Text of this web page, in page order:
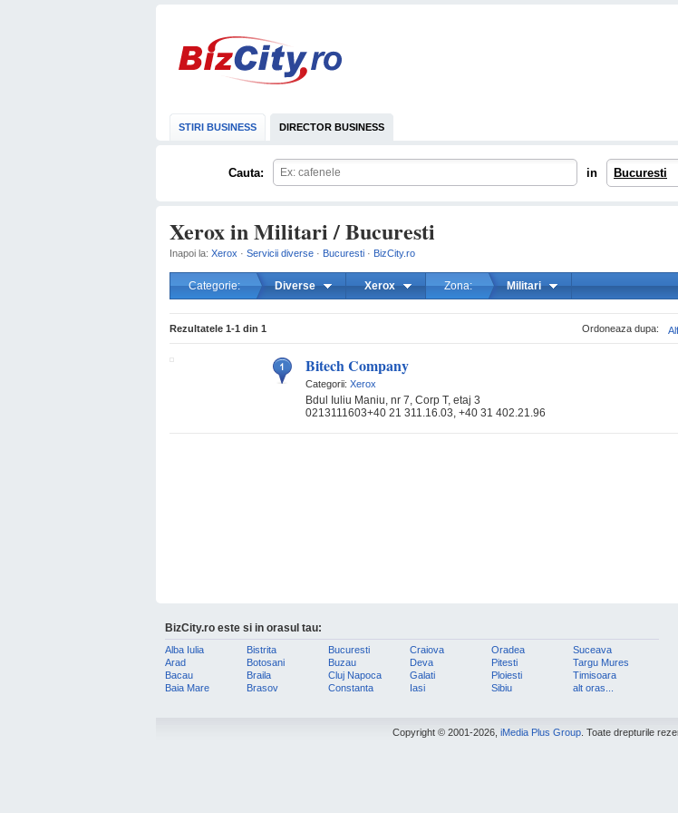
STIRI BUSINESS DIRECTOR BUSINESS
Cauta: in Bucuresti
Xerox in Militari / Bucuresti
Inapoi la: Xerox · Servicii diverse · Bucuresti · BizCity.ro
Categorie: Diverse Xerox Zona: Militari
Ordoneaza dupa:
Rezultatele 1-1 din 1
Bitech Company
Categorii: Xerox
Bdul Iuliu Maniu, nr 7, Corp T, etaj 3
0213111603+40 21 311.16.03, +40 31 402.21.96
BizCity.ro este si in orasul tau:
Alba Iulia
Arad
Bacau
Baia Mare
Bistrita
Botosani
Braila
Brasov
Bucuresti
Buzau
Cluj Napoca
Constanta
Craiova
Deva
Galati
Iasi
Oradea
Pitesti
Ploiesti
Sibiu
Suceava
Targu Mures
Timisoara
alt oras...
Copyright © 2001-2026, iMedia Plus Group . Toate drepturile